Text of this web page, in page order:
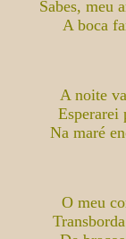
Sabes, meu
A boca
A noite
Esperarei
Na maré
O meu